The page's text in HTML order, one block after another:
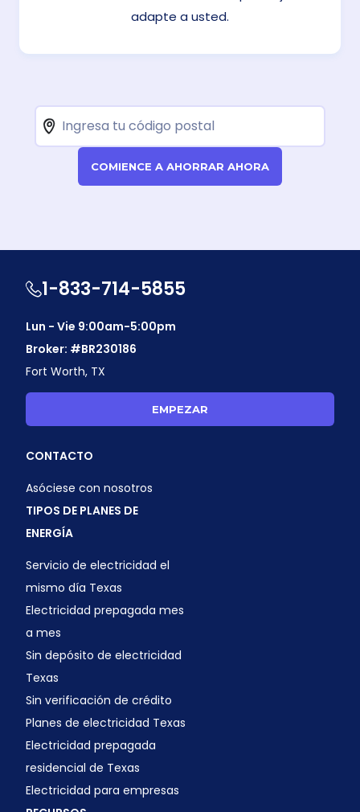
adapte a usted.
COMIENCE A AHORRAR AHORA
1-833-714-5855
Lun - Vie 9:00am-5:00pm
Broker: #BR230186
Fort Worth, TX
EMPEZAR
CONTACTO
Asóciese con nosotros
TIPOS DE PLANES DE
ENERGÍA
Servicio de electricidad el
mismo día Texas
Electricidad prepagada mes
a mes
Sin depósito de electricidad
Texas
Sin verificación de crédito
Planes de electricidad Texas
Electricidad prepagada
residencial de Texas
Electricidad para empresas